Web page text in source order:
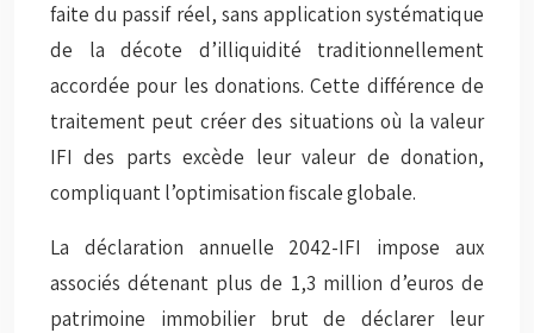
faite du passif réel, sans application systématique
de la décote d’illiquidité traditionnellement
accordée pour les donations. Cette différence de
traitement peut créer des situations où la valeur
IFI des parts excède leur valeur de donation,
compliquant l’optimisation fiscale globale.
La déclaration annuelle 2042-IFI impose aux
associés détenant plus de 1,3 million d’euros de
patrimoine immobilier brut de déclarer leur